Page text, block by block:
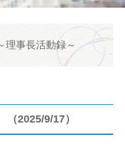
理事長活動録～
2025/9/17）